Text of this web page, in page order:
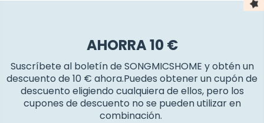
AHORRA 10 €
Suscríbete al boletín de SONGMICSHOME y obtén un
descuento de 10 € ahora.Puedes obtener un cupón de
descuento eligiendo cualquiera de ellos, pero los
cupones de descuento no se pueden utilizar en
combinación.